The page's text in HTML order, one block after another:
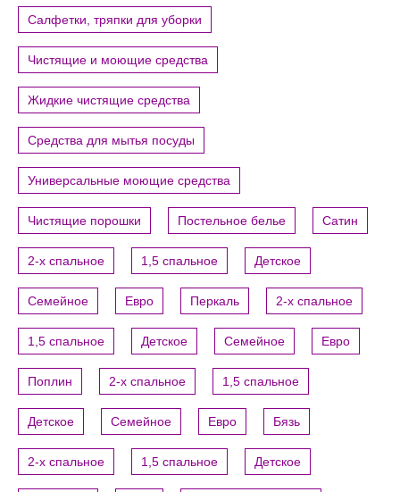
Салфетки, тряпки для уборки
Чистящие и моющие средства
Жидкие чистящие средства
Средства для мытья посуды
Универсальные моющие средства
Чистящие порошки Постельное белье Сатин
2-х спальное 1,5 спальное Детское
Семейное Евро Перкаль 2-х спальное
1,5 спальное Детское Семейное Евро
Поплин 2-х спальное 1,5 спальное
Детское Семейное Евро Бязь
2-х спальное 1,5 спальное Детское